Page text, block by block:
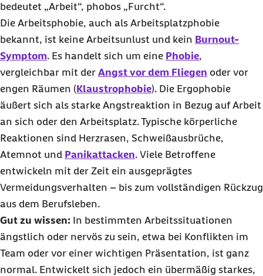
bedeutet „Arbeit“, phobos „Furcht“.
Die Arbeitsphobie, auch als Arbeitsplatzphobie
bekannt, ist keine Arbeitsunlust und kein Burnout-
Symptom. Es handelt sich um eine Phobie,
vergleichbar mit der Angst vor dem Fliegen oder vor
engen Räumen (Klaustrophobie). Die Ergophobie
äußert sich als starke Angstreaktion in Bezug auf Arbeit
an sich oder den Arbeitsplatz. Typische körperliche
Reaktionen sind Herzrasen, Schweißausbrüche,
Atemnot und Panikattacken. Viele Betroffene
entwickeln mit der Zeit ein ausgeprägtes
Vermeidungsverhalten – bis zum vollständigen Rückzug
aus dem Berufsleben.
Gut zu wissen: In bestimmten Arbeitssituationen
ängstlich oder nervös zu sein, etwa bei Konflikten im
Team oder vor einer wichtigen Präsentation, ist ganz
normal. Entwickelt sich jedoch ein übermäßig starkes,